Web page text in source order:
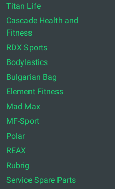
Titan Life
Cascade Health and
Fitness
RDX Sports
Bodylastics
Bulgarian Bag
Element Fitness
Mad Max
MF-Sport
Polar
REAX
Rubrig
Service Spare Parts